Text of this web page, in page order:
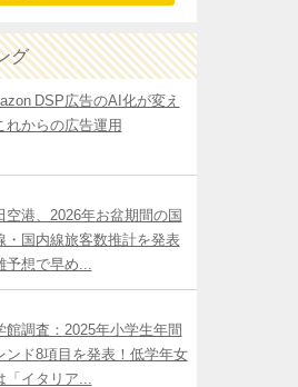
グ
DSP広告のAI化が変え
れからの広告運用
空港、2026年お盆期間の国
・国内線旅客数推計を発表
予想で早め...
館調査：2025年小学生年間
ンド8項目を発表！低学年女
「イタリア...